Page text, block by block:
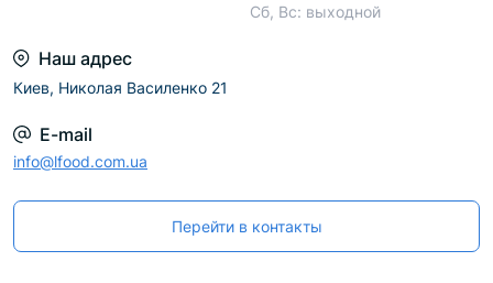
Сб, Вс: выходной
Наш адрес
Киев, Николая Василенко 21
E-mail
info@lfood.com.ua
Перейти в контакты